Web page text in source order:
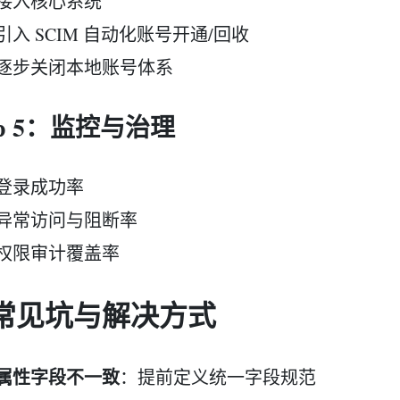
入 SCIM 自动化账号开通/回收
步关闭本地账号体系
5：监控与治理
录成功率
常访问与阻断率
限审计覆盖率
见坑与解决方式
性字段不一致：提前定义统一字段规范